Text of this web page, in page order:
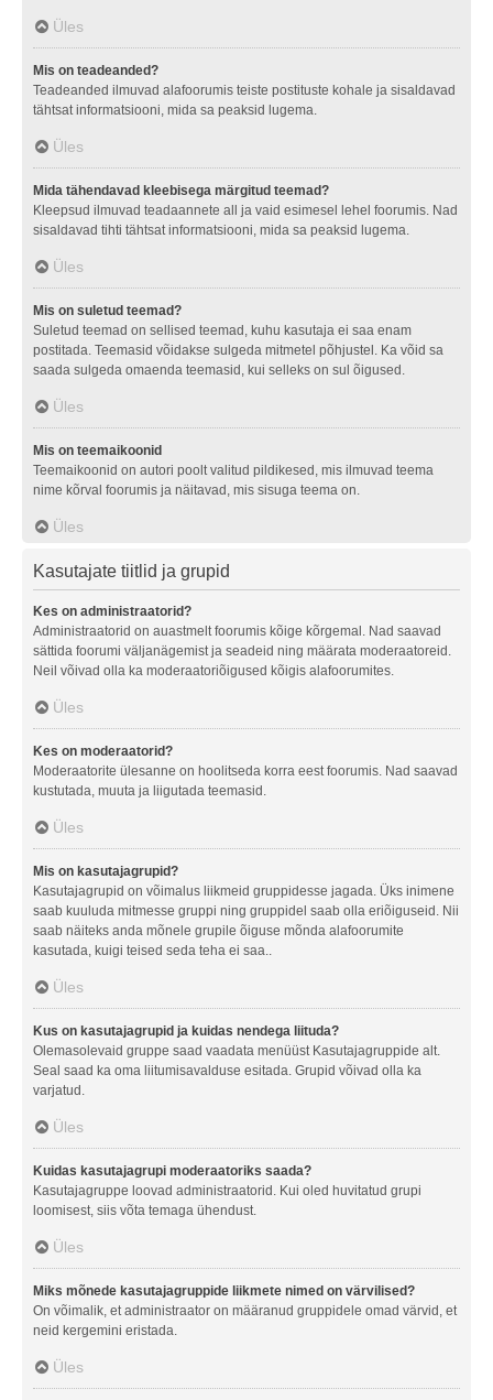
Üles
Mis on teadeanded?
Teadeanded ilmuvad alafoorumis teiste postituste kohale ja sisaldavad
tähtsat informatsiooni, mida sa peaksid lugema.
Üles
Mida tähendavad kleebisega märgitud teemad?
Kleepsud ilmuvad teadaannete all ja vaid esimesel lehel foorumis. Nad
sisaldavad tihti tähtsat informatsiooni, mida sa peaksid lugema.
Üles
Mis on suletud teemad?
Suletud teemad on sellised teemad, kuhu kasutaja ei saa enam
postitada. Teemasid võidakse sulgeda mitmetel põhjustel. Ka võid sa
saada sulgeda omaenda teemasid, kui selleks on sul õigused.
Üles
Mis on teemaikoonid
Teemaikoonid on autori poolt valitud pildikesed, mis ilmuvad teema
nime kõrval foorumis ja näitavad, mis sisuga teema on.
Üles
Kasutajate tiitlid ja grupid
Kes on administraatorid?
Administraatorid on auastmelt foorumis kõige kõrgemal. Nad saavad
sättida foorumi väljanägemist ja seadeid ning määrata moderaatoreid.
Neil võivad olla ka moderaatoriõigused kõigis alafoorumites.
Üles
Kes on moderaatorid?
Moderaatorite ülesanne on hoolitseda korra eest foorumis. Nad saavad
kustutada, muuta ja liigutada teemasid.
Üles
Mis on kasutajagrupid?
Kasutajagrupid on võimalus liikmeid gruppidesse jagada. Üks inimene
saab kuuluda mitmesse gruppi ning gruppidel saab olla eriõiguseid. Nii
saab näiteks anda mõnele grupile õiguse mõnda alafoorumite
kasutada, kuigi teised seda teha ei saa..
Üles
Kus on kasutajagrupid ja kuidas nendega liituda?
Olemasolevaid gruppe saad vaadata menüüst Kasutajagruppide alt.
Seal saad ka oma liitumisavalduse esitada. Grupid võivad olla ka
varjatud.
Üles
Kuidas kasutajagrupi moderaatoriks saada?
Kasutajagruppe loovad administraatorid. Kui oled huvitatud grupi
loomisest, siis võta temaga ühendust.
Üles
Miks mõnede kasutajagruppide liikmete nimed on värvilised?
On võimalik, et administraator on määranud gruppidele omad värvid, et
neid kergemini eristada.
Üles